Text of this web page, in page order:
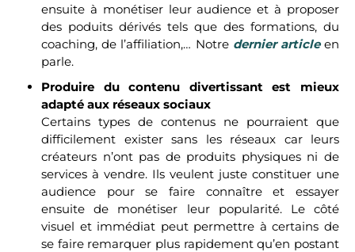
ensuite à monétiser leur audience et à proposer
des poduits dérivés tels que des formations, du
coaching, de l’affiliation,… Notre dernier articleen
parle.
Produire du contenu divertissant est mieux
adapté aux réseaux sociaux
Certains types de contenus ne pourraient que
difficilement exister sans les réseaux car leurs
créateurs n’ont pas de produits physiques ni de
services à vendre. Ils veulent juste constituer une
audience pour se faire connaître et essayer
ensuite de monétiser leur popularité. Le côté
visuel et immédiat peut permettre à certains de
se faire remarquer plus rapidement qu’en postant